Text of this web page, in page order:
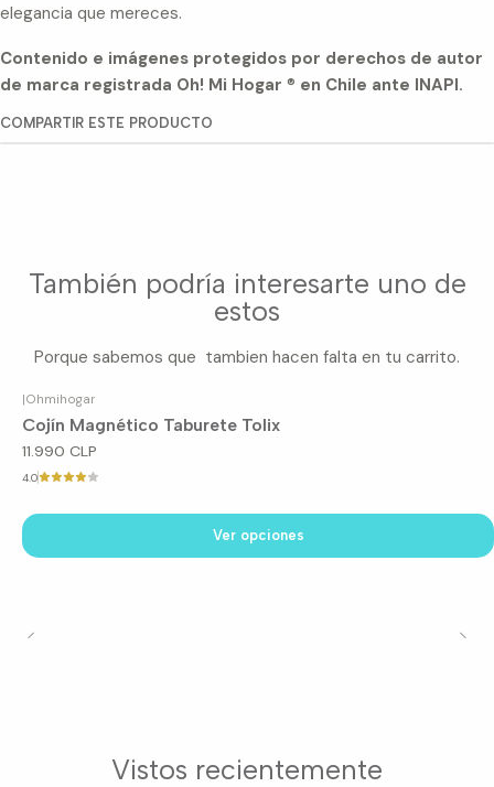
elegancia que mereces.
Contenido e imágenes protegidos por derechos de autor
de marca registrada Oh! Mi Hogar ® en Chile ante INAPI.
COMPARTIR ESTE PRODUCTO
También podría interesarte uno de
estos
Porque sabemos que tambien hacen falta en tu carrito.
|Ohmihogar
Cojín Magnético Taburete Tolix
11.990 CLP
4.0
Ver opciones
Vistos recientemente